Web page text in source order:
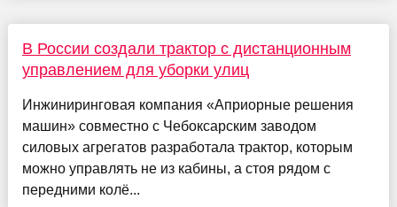
В России создали трактор с дистанционным
управлением для уборки улиц
Инжиниринговая компания «Априорные решения
машин» совместно с Чебоксарским заводом
силовых агрегатов разработала трактор, которым
можно управлять не из кабины, а стоя рядом с
передними колё...